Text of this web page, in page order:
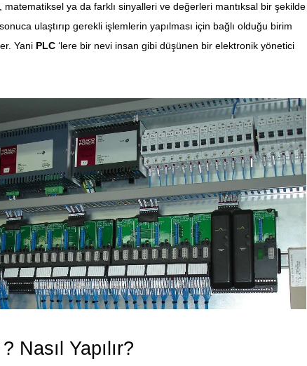
matematiksel ya da farklı sinyalleri ve değerleri mantıksal bir şekilde
ulaştırıp gerekli işlemlerin yapılması için bağlı olduğu birim
Yani PLC‘lere bir nevi insan gibi düşünen bir elektronik yönetici
Nasıl Yapılır?